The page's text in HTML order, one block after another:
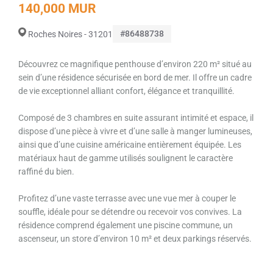
140,000 MUR
Roches Noires - 31201 #86488738
Découvrez ce magnifique penthouse d’environ 220 m² situé au
sein d’une résidence sécurisée en bord de mer. Il offre un cadre
de vie exceptionnel alliant confort, élégance et tranquillité.
Composé de 3 chambres en suite assurant intimité et espace, il
dispose d’une pièce à vivre et d’une salle à manger lumineuses,
ainsi que d’une cuisine américaine entièrement équipée. Les
matériaux haut de gamme utilisés soulignent le caractère
raffiné du bien.
Profitez d’une vaste terrasse avec une vue mer à couper le
souffle, idéale pour se détendre ou recevoir vos convives. La
résidence comprend également une piscine commune, un
ascenseur, un store d’environ 10 m² et deux parkings réservés.